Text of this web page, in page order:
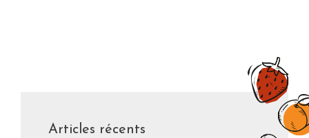
Articles récents